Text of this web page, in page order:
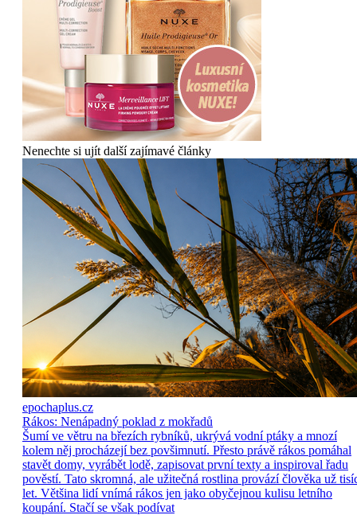
Nenechte si ujít další zajímavé články
epochaplus.cz
Rákos: Nenápadný poklad z mokřadů
Šumí ve větru na březích rybníků, ukrývá vodní ptáky a mnozí
kolem něj procházejí bez povšimnutí. Přesto právě rákos pomáhal
stavět domy, vyrábět lodě, zapisovat první texty a inspiroval řadu
pověstí. Tato skromná, ale užitečná rostlina provází člověka už
let. Většina lidí vnímá rákos jen jako obyčejnou kulisu letního
koupání. Stačí se však podívat